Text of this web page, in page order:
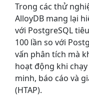
Trong các thử
AlloyDB mang lại
với PostgreSQL
100 lần so với
vấn phân tích mà
hoạt động khi
minh, báo cáo và
(HTAP).